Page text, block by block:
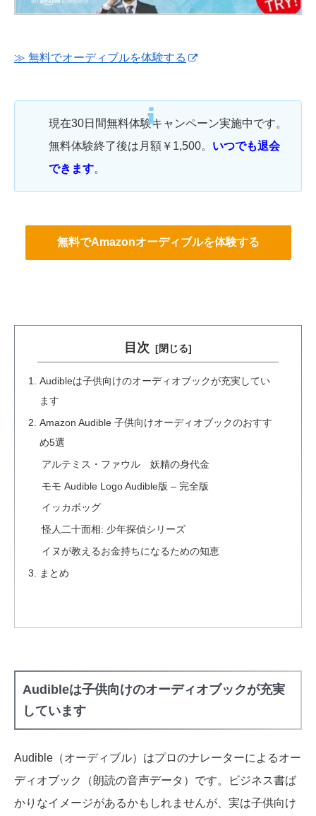
≫ 無料でオーディブルを体験する
現在30日間無料体験キャンペーン実施中です。
無料体験終了後は月額￥1,500。 いつでも退会
できます。
無料でAmazonオーディブルを体験する
目次
Audibleは子供向けのオーディオブックが充実してい
ます
Amazon Audible 子供向けオーディオブックのおすす
め5選
アルテミス・ファウル 妖精の身代金
モモ Audible Logo Audible版 – 完全版
イッカボッグ
怪人二十面相: 少年探偵シリーズ
イヌが教えるお金持ちになるための知恵
まとめ
Audibleは子供向けのオーディオブックが充実
しています
Audible（オーディブル）はプロのナレーターによるオー
ディオブック（朗読の音声データ）です。ビジネス書ば
かりなイメージがあるかもしれませんが、実は子供向け